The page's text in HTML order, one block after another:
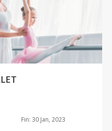
Fin: 30 Jan, 2023